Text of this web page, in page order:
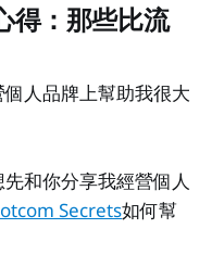
得：那些比流
人品牌上幫助我很大
和你分享我經營個人
Secrets如何幫